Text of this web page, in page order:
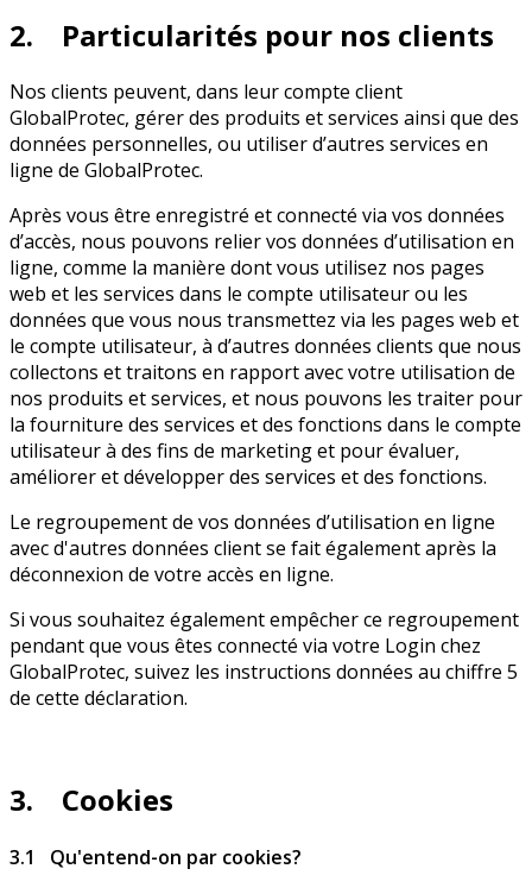
2. Particularités pour nos clients
Nos clients peuvent, dans leur compte client
GlobalProtec, gérer des produits et services ainsi que des
données personnelles, ou utiliser d’autres services en
ligne de GlobalProtec.
Après vous être enregistré et connecté via vos données
d’accès, nous pouvons relier vos données d’utilisation en
ligne, comme la manière dont vous utilisez nos pages
web et les services dans le compte utilisateur ou les
données que vous nous transmettez via les pages web et
le compte utilisateur, à d’autres données clients que nous
collectons et traitons en rapport avec votre utilisation de
nos produits et services, et nous pouvons les traiter pour
la fourniture des services et des fonctions dans le compte
utilisateur à des fins de marketing et pour évaluer,
améliorer et développer des services et des fonctions.
Le regroupement de vos données d’utilisation en ligne
avec d'autres données client se fait également après la
déconnexion de votre accès en ligne.
Si vous souhaitez également empêcher ce regroupement
pendant que vous êtes connecté via votre Login chez
GlobalProtec, suivez les instructions données au chiffre 5
de cette déclaration.
3. Cookies
3.1 Qu'entend-on par cookies?